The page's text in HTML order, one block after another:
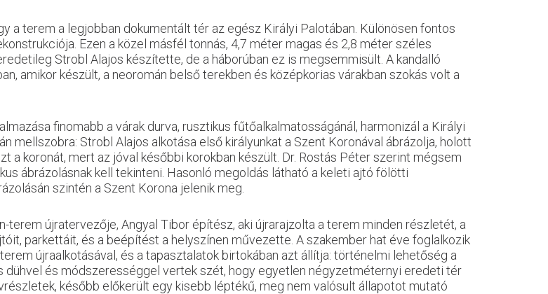
a terem a legjobban dokumentált tér az egész Királyi Palotában. Különösen fontos
Ezen a közel másfél tonnás, 4,7 méter magas és 2,8 méter széles
Strobl Alajos készítette, de a háborúban ez is megsemmisült. A kandalló
amikor készült, a neoromán belső terekben és középkorias várakban szokás volt a
finomabb a várak durva, rusztikus fűtőalkalmatosságánál, harmonizál a Királyi
mellszobra: Strobl Alajos alkotása első királyunkat a Szent Koronával ábrázolja, holott
a koronát, mert az jóval későbbi korokban készült. Dr. Rostás Péter szerint mégsem
ábrázolásnak kell tekinteni. Hasonló megoldás látható a keleti ajtó fölötti
szintén a Szent Korona jelenik meg.
újratervezője, Angyal Tibor építész, aki újrarajzolta a terem minden részletét, a
parkettáit, és a beépítést a helyszínen művezette. A szakember hat éve foglalkozik
újraalkotásával, és a tapasztalatok birtokában azt állítja: történelmi lehetőség a
dühvel és módszerességgel vertek szét, hogy egyetlen négyzetméternyi eredeti tér
később előkerült egy kisebb léptékű, meg nem valósult állapotot mutató